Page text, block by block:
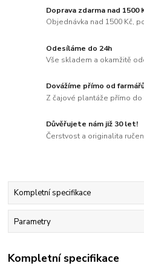
Doprava zdarma nad 1500
Objednávka nad 1500 Kč,
Odesíláme do 24h
Vše skladem a okamžitě
Dovážíme přímo od
Z čajové plantáže přímo do
Důvěřujete nám již 30 let!
Čerstvost a originalita
Kompletní specifikace
Parametry
Kompletní specifikace